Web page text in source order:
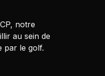
notre
au sein de
par le golf.